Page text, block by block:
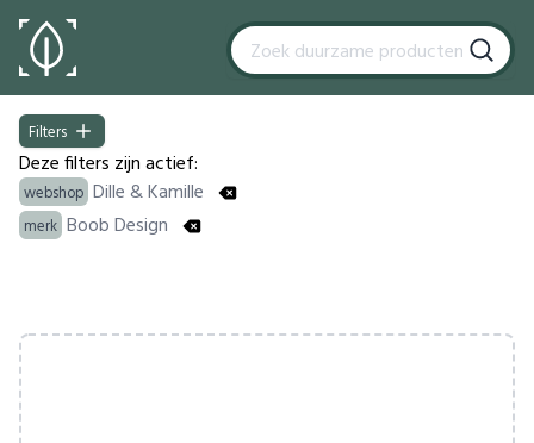
Filters
Filters
Deze filters zijn actief:
webshop Dille & Kamille
merk Boob Design